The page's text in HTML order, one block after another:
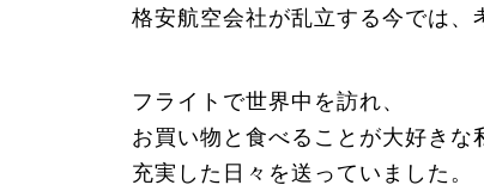
格安航空会社が乱立する今では、
フライトで世界中を訪れ、
お買い物と食べることが大好きな
充実した日々を送っていました。